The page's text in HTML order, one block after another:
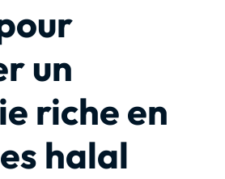
un
riche en
halal